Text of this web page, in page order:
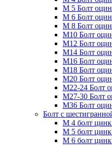
М 5 Болт
М 6 Болт
М 8 Болт
М10 Болт
М12 Болт
М14 Болт
М16 Болт
М18 Болт
М20 Болт
М22-24 Болт
М27-30 Болт
М36 Болт
Болт с
М 4 болт цинк
М 5 болт цинк
М 6 болт цинк